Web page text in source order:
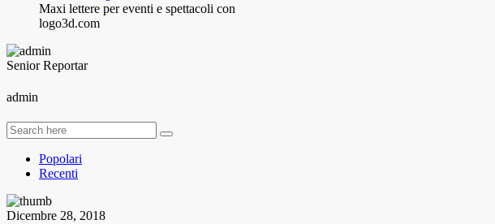
Maxi lettere per eventi e spettacoli con
logo3d.com
Senior Reportar
admin
Popolari
Recenti
Dicembre 28, 2018